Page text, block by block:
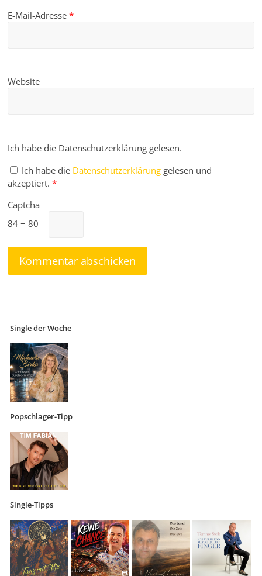
E-Mail-Adresse*
Website
Ich habe die Datenschutzerklärung gelesen.
Ich habe die Datenschutzerklärung gelesen und
akzeptiert. *
Captcha
84 − 80 =
Single der Woche
Popschlager-Tipp
Single-Tipps